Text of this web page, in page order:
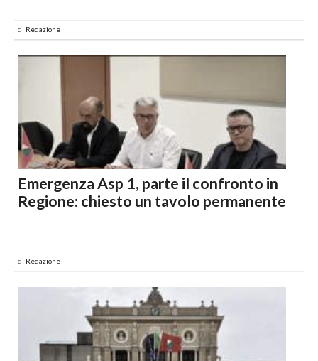
di Redazione
Emergenza Asp 1, parte il confronto in
Regione: chiesto un tavolo permanente
di Redazione